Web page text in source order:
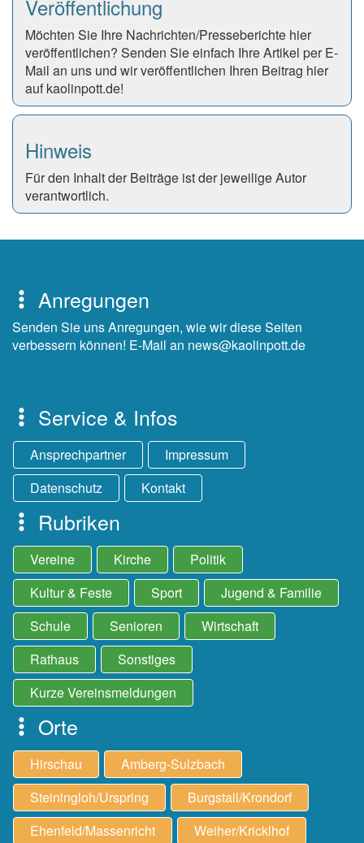
Veröffentlichung
Möchten Sie Ihre Nachrichten/Presseberichte hier
veröffentlichen? Senden Sie einfach Ihre Artikel per E-
Mail an uns und wir veröffentlichen Ihren Beitrag hier
auf kaolinpott.de!
Hinweis
Für den Inhalt der Beiträge ist der jeweilige Autor
verantwortlich.
Anregungen
Senden Sie uns Anregungen, wie wir diese Seiten
verbessern können! E-Mail an news@kaolinpott.de
Service & Infos
Ansprechpartner
Impressum
Datenschutz
Kontakt
Rubriken
Vereine Kirche
Politik
Kultur & Feste
Sport
Jugend & Familie
Schule
Senioren
Wirtschaft
Rathaus
Sonstiges
Kurze Vereinsmeldungen
Orte
Hirschau
Amberg-Sulzbach
Steiningloh/Urspring
Burgstall/Krondorf
Ehenfeld/Massenricht
Weiher/Kricklhof